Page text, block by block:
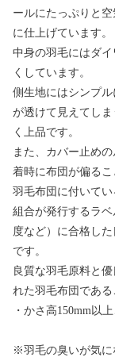
ールにたっぷりと
に仕上げています。
中身の羽毛にはダ
くしています。
側生地にはシンプ
が透けて見えてし
く上品です。
また、カバー止め
着時に布団が偏るこ
羽毛布団に付いて
組合が発行するラ
度など）に合格し
です。
良質な羽毛原料と
れた羽毛布団である
・かさ高150mm以
※羽毛の臭いが気に